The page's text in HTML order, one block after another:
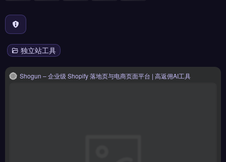
独立站工具
Shogun – 企业级 Shopify 落地页与电商页面平台 | 高返佣AI工具